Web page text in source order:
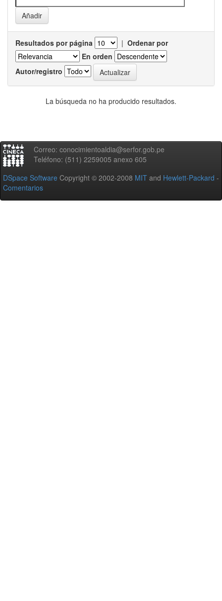
Resultados por página | Ordenar por
En orden
Autor/registro
La búsqueda no ha producido resultados.
Correo: conocimientoaldia@serfor.gob.pe
Teléfono: (511) 2259005 anexo 605
DSpace Software Copyright © 2002-2008 MIT and Hewlett-Packard -
Comentarios